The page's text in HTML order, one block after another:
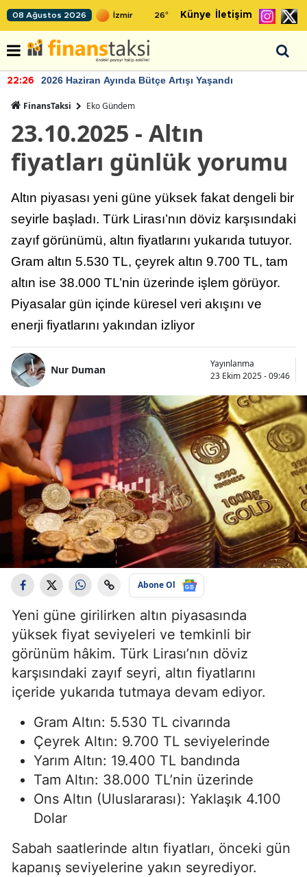
08 Ağustos 2026 26° Künye İletişim
22:26 2026 Haziran Ayında Bütçe Artışı Yaşandı
FinansTaksi Eko Gündem
23.10.2025 - Altın
fiyatları günlük yorumu
Altın piyasası yeni güne yüksek fakat dengeli bir
seyirle başladı. Türk Lirası’nın döviz karşısındaki
zayıf görünümü, altın fiyatlarını yukarıda tutuyor.
Gram altın 5.530 TL, çeyrek altın 9.700 TL, tam
altın ise 38.000 TL’nin üzerinde işlem görüyor.
Piyasalar gün içinde küresel veri akışını ve
enerji fiyatlarını yakından izliyor
Nur Duman
Yayınlanma
23 Ekim 2025 - 09:46
Abone Ol
Yeni güne girilirken altın piyasasında
yüksek fiyat seviyeleri ve temkinli bir
görünüm hâkim. Türk Lirası’nın döviz
karşısındaki zayıf seyri, altın fiyatlarını
içeride yukarıda tutmaya devam ediyor.
Gram Altın: 5.530 TL civarında
Çeyrek Altın: 9.700 TL seviyelerinde
Yarım Altın: 19.400 TL bandında
Tam Altın: 38.000 TL’nin üzerinde
Ons Altın (Uluslararası): Yaklaşık 4.100
Dolar
Sabah saatlerinde altın fiyatları, önceki gün
kapanış seviyelerine yakın seyrediyor.